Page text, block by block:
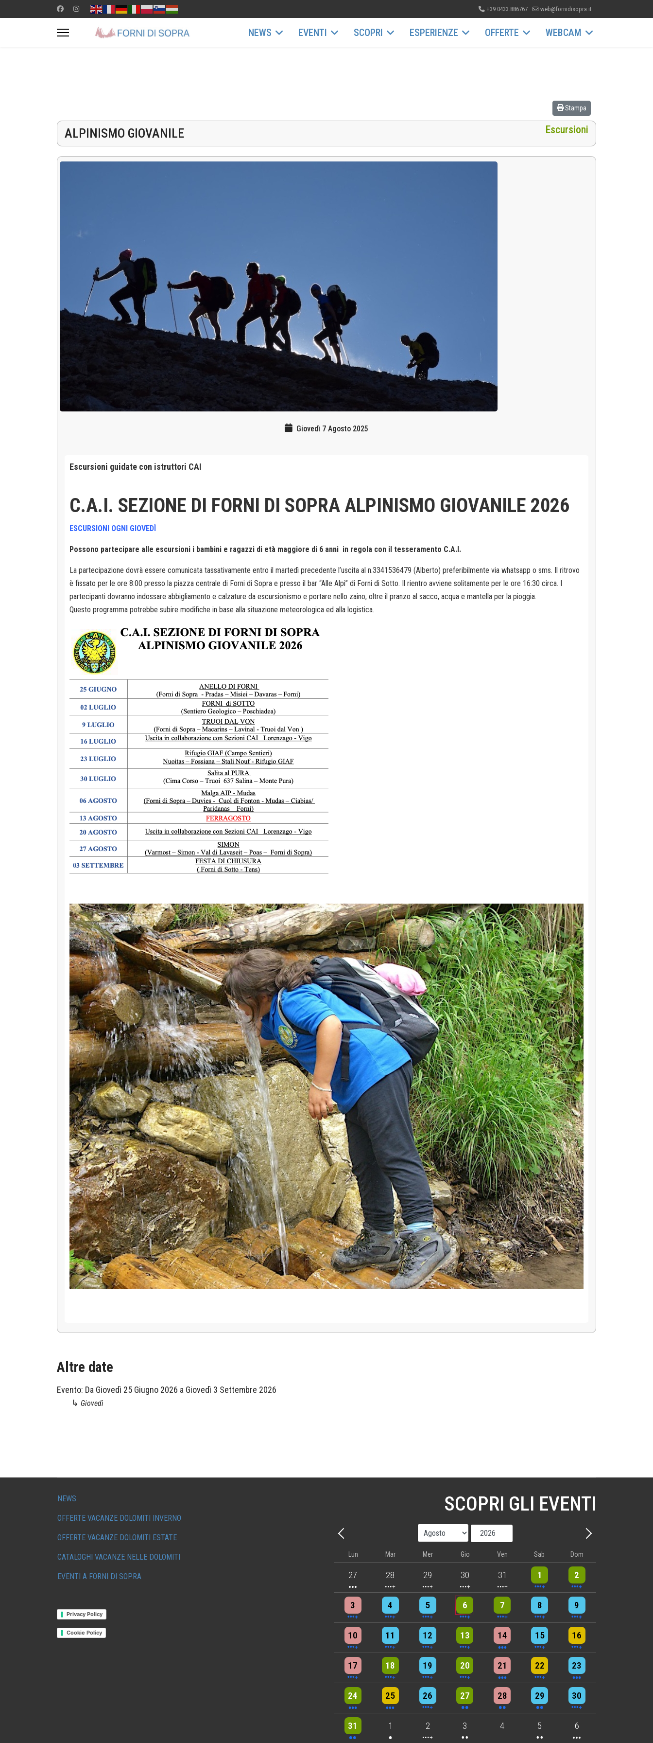
+39 0433.886767 web@fornidisopra.it
NEWS EVENTI SCOPRI ESPERIENZE OFFERTE WEBCAM
Stampa
ALPINISMO GIOVANILE Escursioni
Giovedì 7 Agosto 2025
Escursioni guidate con istruttori CAI
C.A.I. SEZIONE DI FORNI DI SOPRA ALPINISMO GIOVANILE 2026
ESCURSIONI OGNI GIOVEDÌ
Possono partecipare alle escursioni i bambini e ragazzi di età maggiore di 6 anni in regola con il tesseramento C.A.I.
La partecipazione dovrà essere comunicata tassativamente entro il martedì precedente l’uscita al n.3341536479 (Alberto) preferibilmente via whatsapp o sms. Il ritrovo
è fissato per le ore 8:00 presso la piazza centrale di Forni di Sopra e presso il bar “Alle Alpi” di Forni di Sotto. Il rientro avviene solitamente per le ore 16:30 circa. I
partecipanti dovranno indossare abbigliamento e calzature da escursionismo e portare nello zaino, oltre il pranzo al sacco, acqua e mantella per la pioggia.
Questo programma potrebbe subire modifiche in base alla situazione meteorologica ed alla logistica.
Altre date
Evento: Da Giovedì 25 Giugno 2026 a Giovedì 3 Settembre 2026
↳ Giovedì
NEWS
OFFERTE VACANZE DOLOMITI INVERNO
OFFERTE VACANZE DOLOMITI ESTATE
CATALOGHI VACANZE NELLE DOLOMITI
EVENTI A FORNI DI SOPRA
Privacy Policy
Cookie Policy
SCOPRI GLI EVENTI
Precedente - Mese
Anno
Avanti - Mese
Lun Mar Mer Gio Ven Sab Dom
27
3 events 28
4 events 29
5 events 30
5 events 31
5 events 1
10 events 2
8 events
3
4 events 4
4 events 5
7 events 6
6 events 7
5 events 8
7 events 9
8 events
10
6 events 11
7 events 12
7 events 13
9 events 14
3 events 15
6 events 16
4 events
17
5 events 18
6 events 19
7 events 20
6 events 21
3 events 22
4 events 23
3 events
24
3 events 25
3 events 26
6 events 27
2 events 28
2 events 29
2 events 30
4 events
31
2 events 1
One event 2
4 events 3
2 events 4 5
2 events 6
3 events